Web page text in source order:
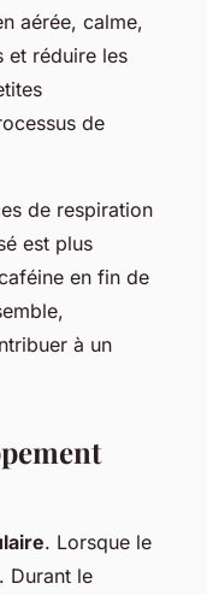
aérée, calme,
et réduire les
de
de respiration
est plus
en fin de
à un
. Lorsque le
Durant le